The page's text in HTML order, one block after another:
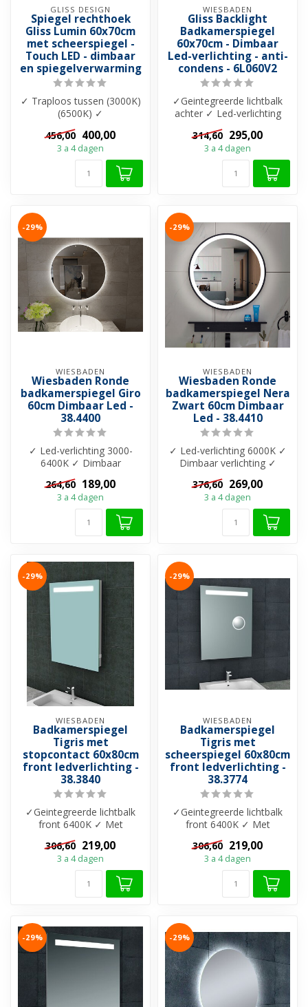
GLISS DESIGN
Spiegel rechthoek
Gliss Lumin 60x70cm
met scheerspiegel -
Touch LED - dimbaar
en spiegelverwarming
✓ Traploos tussen (3000K)
(6500K) ✓
Spiegelverwarming
(afzonderlijk bedienen) ✓ ...
456,00 400,00
3 a 4 dagen
WIESBADEN
Gliss Backlight
Badkamerspiegel
60x70cm - Dimbaar
Led-verlichting - anti-
condens - 6L060V2
✓Geintegreerde lichtbalk
achter ✓ Led-verlichting
geleidelijk 3500K tot 6500K
✓ ...
314,60 295,00
3 a 4 dagen
-29%
WIESBADEN
Wiesbaden Ronde
badkamerspiegel Giro
60cm Dimbaar Led -
38.4400
✓ Led-verlichting 3000-
6400K ✓ Dimbaar
bediening ✓ Verlichti...
264,60 189,00
3 a 4 dagen
-29%
WIESBADEN
Wiesbaden Ronde
badkamerspiegel Nera
Zwart 60cm Dimbaar
Led - 38.4410
✓ Led-verlichting 6000K ✓
Dimbaar verlichting ✓
Verlichting Fr...
376,60 269,00
3 a 4 dagen
-29%
WIESBADEN
Badkamerspiegel
Tigris met
stopcontact 60x80cm
front ledverlichting -
38.3840
✓Geintegreerde lichtbalk
front 6400K ✓ Met
lichtschakelaar ✓ Met
(scheer) stopc...
306,60 219,00
3 a 4 dagen
-29%
WIESBADEN
Badkamerspiegel
Tigris met
scheerspiegel 60x80cm
front ledverlichting -
38.3774
✓Geintegreerde lichtbalk
front 6400K ✓ Met
lichtschakelaar ✓ Met
scheerspiegel ...
306,60 219,00
3 a 4 dagen
-29% -29%